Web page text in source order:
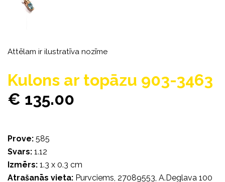
Attēlam ir ilustratīva nozīme
Kulons ar topāzu 903-3463
€ 135.00
Prove: 585
Svars: 1.12
Izmērs: 1.3 x 0.3 cm
Atrašanās vieta: Purvciems, 27089553, A.Deglava 100